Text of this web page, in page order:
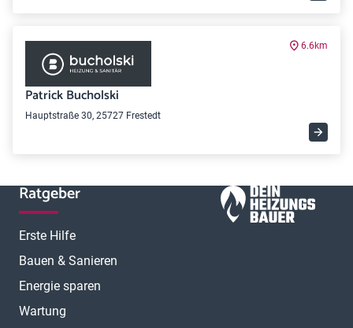
6.6km
Patrick Bucholski
Hauptstraße 30, 25727 Frestedt
Ratgeber
Erste Hilfe
Bauen & Sanieren
Energie sparen
Wartung